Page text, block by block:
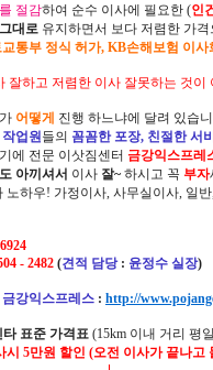
절감하여 순수 이사에 필요한 (인
대로 유지하면서 보다 저렴한 가
통부 정식 허가, KB손해보험 이
잘하고 저렴한 이사 잘못하는 것이
어떻게 진행 하느냐에 달려 있습
작업원들의 꼼꼼한 포장, 친절한 서
에 전문 이삿짐센터 금강익스프레
아끼셔서 이사 잘~ 하시고 꼭 부자
노하우! 가정이사, 사무실이사, 일
- 2482 (견적 담당 : 윤정수 실장)
금강익스프레스 : http://
타 표준 가격표 (15km 이내 거리 평
시 5만원 할인 (오전 이사가 끝나